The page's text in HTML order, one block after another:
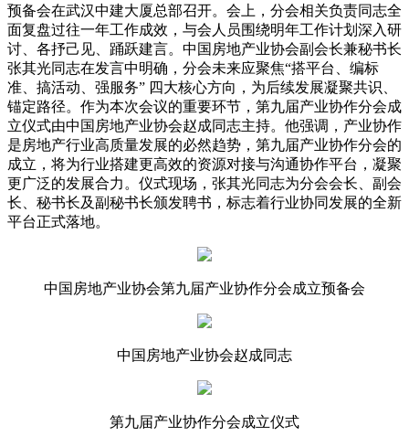
预备会在武汉中建大厦总部召开。会上，分会相关负责同志全
面复盘过往一年工作成效，与会人员围绕明年工作计划深入研
讨、各抒己见、踊跃建言。中国房地产业协会副会长兼秘书长
张其光同志在发言中明确，分会未来应聚焦“搭平台、编标
准、搞活动、强服务” 四大核心方向，为后续发展凝聚共识、
锚定路径。作为本次会议的重要环节，第九届产业协作分会成
立仪式由中国房地产业协会赵成同志主持。他强调，产业协作
是房地产行业高质量发展的必然趋势，第九届产业协作分会的
成立，将为行业搭建更高效的资源对接与沟通协作平台，凝聚
更广泛的发展合力。仪式现场，张其光同志为分会会长、副会
长、秘书长及副秘书长颁发聘书，标志着行业协同发展的全新
平台正式落地。
中国房地产业协会第九届产业协作分会成立预备会
中国房地产业协会赵成同志
第九届产业协作分会成立仪式